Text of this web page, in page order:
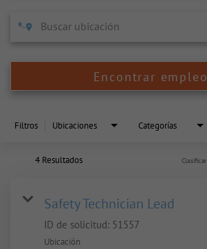
Encontrar
Filtros Ubicaciones Categorías
4 Resultados
Safety Technician Lead
ID de solicitud: 51557
Ubicación